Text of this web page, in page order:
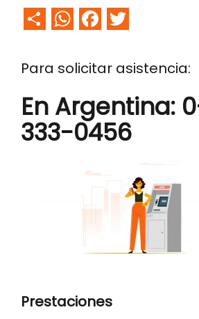
ShareWhatsApp
Facebook
Para solicitar asistencia:
En Argentina:
333-0456
Prestaciones